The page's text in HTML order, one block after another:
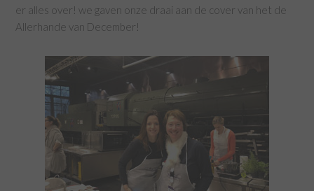
er alles over! we gaven onze draai aan de cover van het de
Allerhande van December!